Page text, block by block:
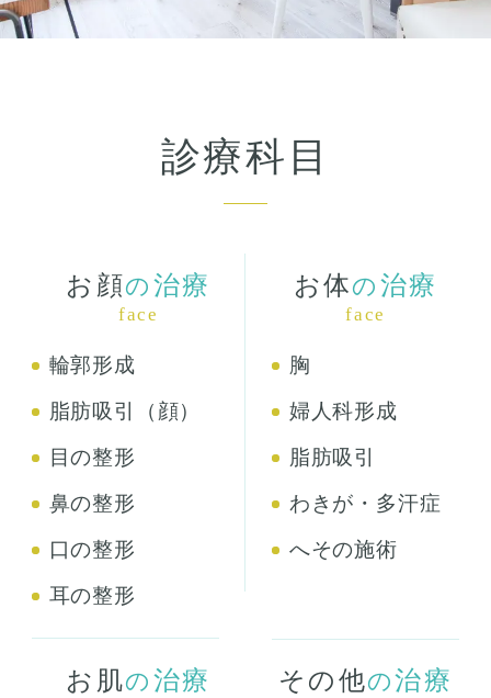
診療科目
お顔の 治療
face
輪郭形成
脂肪吸引（顔）
目の整形
鼻の整形
口の整形
耳の整形
お体の 治療
face
胸
婦人科形成
脂肪吸引
わきが・多汗症
へその施術
お肌の 治療 その他の治療